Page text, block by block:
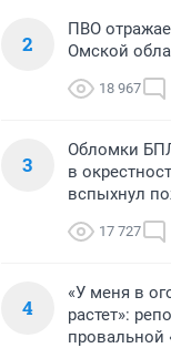
2
ПВО
Омской
18 967
3
Обломки
в
вспыхнул
17 727
4
«У меня в
растет»:
провальной